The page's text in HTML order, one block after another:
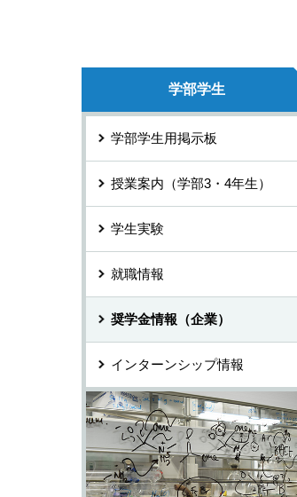
学部学生
学部学生用掲示板
授業案内（学部3・4年生）
学生実験
就職情報
奨学金情報（企業）
インターンシップ情報